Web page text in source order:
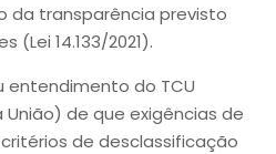
da transparência previsto
(Lei 14.133/2021).
do TCU
de que exigências de
de desclassificação